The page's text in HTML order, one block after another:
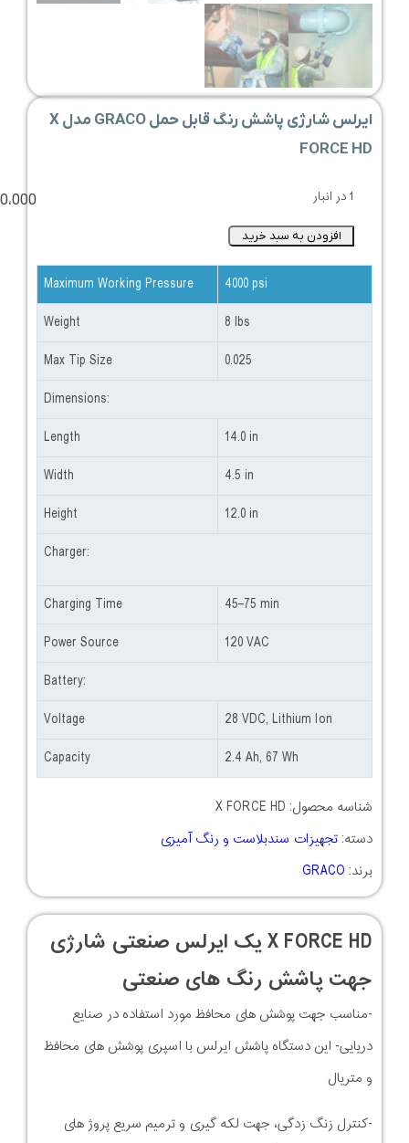
ایرلس شارژی پاشش رنگ قابل حمل GRACO مدل X
FORCE HD
1 در انبار
افزودن به سبد خرید
4000 psi
Maximum Working Pressure
8 lbs
Weight
0.025
Max Tip Size
Dimensions:
14.0 in
Length
4.5 in
Width
12.0 in
Height
Charger:
45–75 min
Charging Time
120 VAC
Power Source
Battery:
28 VDC, Lithium Ion
Voltage
2.4 Ah, 67 Wh
Capacity
شناسه محصول: X FORCE HD
دسته:تجهیزات سندبلاست و رنگ آمیزی
برند: GRACO
X FORCE HD یک ایرلس صنعتی شارژی
جهت پاشش رنگ های صنعتی
-مناسب جهت پوشش های محافظ مورد استفاده در صنایع
دریایی- این دستگاه پاشش ایرلس با اسپری پوشش های محافظ
و متریال
-کنترل زنگ زدگی، جهت لکه گیری و ترمیم سریع پروژ های